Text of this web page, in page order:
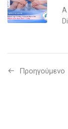
A
Προηγούμενo